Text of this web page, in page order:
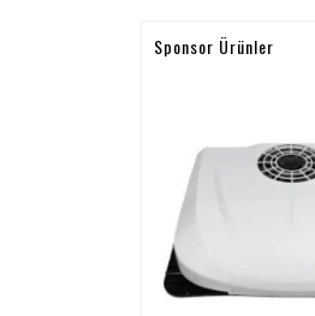
Sponsor Ürünler